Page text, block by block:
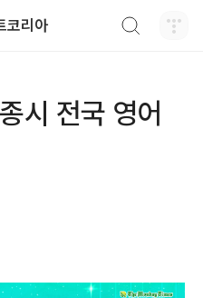
코리아
시 전국 영어